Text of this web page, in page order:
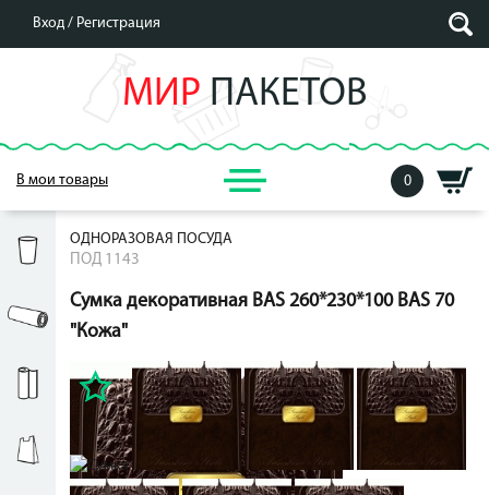
Вход / Регистрация
МИР ПАКЕТОВ
В мои товары 0
ОДНОРАЗОВАЯ ПОСУДА
ПОД 1143
Сумка декоративная BAS 260*230*100 BAS 70
"Кожа"